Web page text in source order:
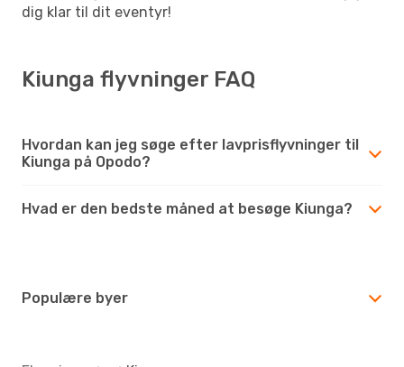
dig klar til dit eventyr!
Kiunga flyvninger FAQ
Hvordan kan jeg søge efter lavprisflyvninger til
Kiunga på Opodo?
Hvad er den bedste måned at besøge Kiunga?
Populære byer